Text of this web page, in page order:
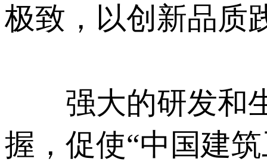
极致，以创新品质
强大的研发和生产
握，促使“中国建